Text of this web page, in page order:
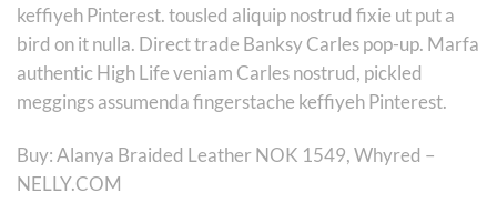
keffiyeh Pinterest. tousled aliquip nostrud fixie ut put a
bird on it nulla. Direct trade Banksy Carles pop-up. Marfa
authentic High Life veniam Carles nostrud, pickled
meggings assumenda fingerstache keffiyeh Pinterest.
Buy: Alanya Braided Leather NOK 1549, Whyred –
NELLY.COM